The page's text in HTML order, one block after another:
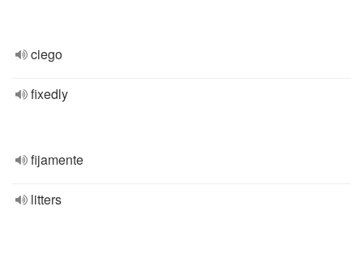
ciego
fixedly
fijamente
litters